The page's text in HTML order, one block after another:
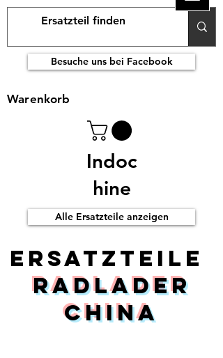
Alle Ersatzteile anzeigen
Indoc
hine
Warenkorb
ERsatzteile
Radlader
China
Besuche uns bei Facebook